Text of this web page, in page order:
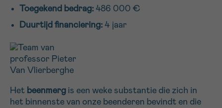
Toegekend bedrag: 486 000 €
Duurtijd financiering: 4 jaar
Het beenmerg is een weke substantie die zich in
het binnenste van onze beenderen bevindt en die
Verder